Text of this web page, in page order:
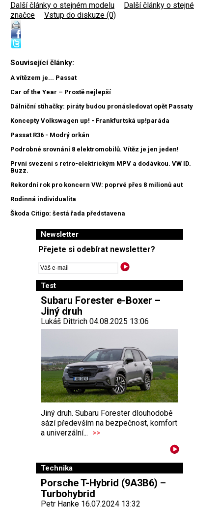
Další články o stejném modelu
Další články o stejné
značce
Vstup do diskuze (0)
Související články:
A vítězem je... Passat
Car of the Year – Prostě nejlepší
Dálniční stíhačky: piráty budou pronásledovat opět Passaty
Koncepty Volkswagen up! - Frankfurtská up!paráda
Passat R36 - Modrý orkán
Podrobné srovnání 8 elektromobilů. Vítěz je jen jeden!
První svezení s retro-elektrickým MPV a dodávkou. VW ID.
Buzz.
Rekordní rok pro koncern VW: poprvé přes 8 milionů aut
Rodinná individualita
Škoda Citigo: šestá řada představena
Newsletter
Přejete si odebírat newsletter?
Test
Subaru Forester e-Boxer –
Jiný druh
Lukáš Dittrich 04.08.2025 13:06
Jiný druh. Subaru Forester dlouhodobě
sází především na bezpečnost, komfort
a univerzální... >>
Technika
Porsche T-Hybrid (9A3B6) –
Turbohybrid
Petr Hanke 16.07.2024 13:32